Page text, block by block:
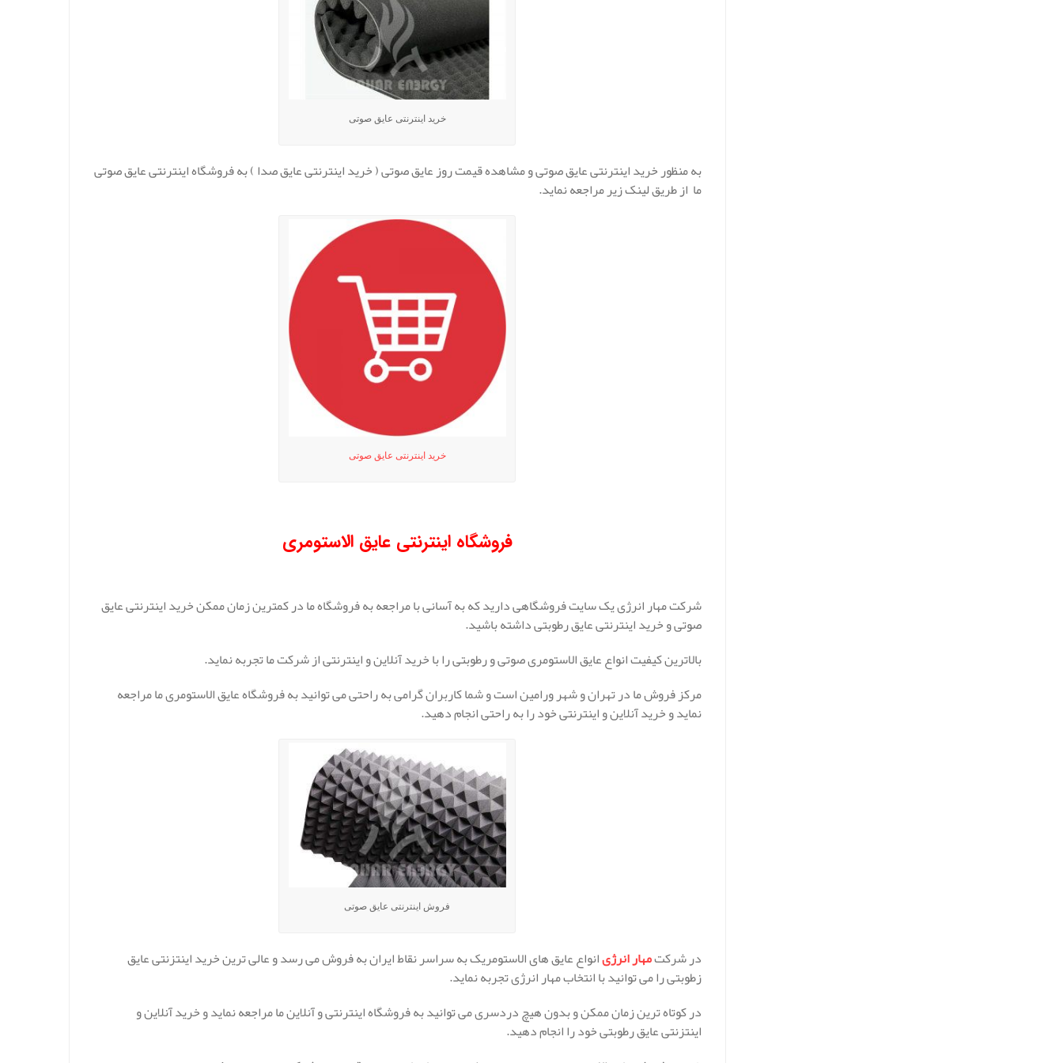
خرید اینترنتی عایق صوتی
به منظور خرید اینترنتی عایق صوتی و مشاهده قیمت روز عایق صوتی ( خرید اینترنتی عایق صدا ) به فروشگاه اینترنتی عایق صوتی
ما از طریق لینک زیر مراجعه نماید.
خرید اینترنتی عایق صوتی
فروشگاه اینترنتی عایق الاستومری
شرکت مهار انرژی یک سایت فروشگاهی دارید که به آسانی با مراجعه به فروشگاه ما در کمترین زمان ممکن خرید اینترنتی عایق
صوتی و خرید اینترنتی عایق رطوبتی داشته باشید.
بالاترین کیفیت انواع عایق الاستومری صوتی و رطوبتی را با خرید آنلاین و اینترنتی از شرکت ما تجربه نماید.
مرکز فروش ما در تهران و شهر ورامین است و شما کاربران گرامی به راحتی می توانید به فروشگاه عایق الاستومری ما مراجعه
نماید و خرید آنلاین و اینترنتی خود را به راحتی انجام دهید.
فروش اینترنتی عایق صوتی
در شرکتمهار انرژیانواع عایق های الاستومریک به سراسر نقاط ایران به فروش می رسد و عالی ترین خرید اینتزنتی عایق
زطوبتی را می توانید با انتخاب مهار انرژی تجربه نماید.
در کوتاه ترین زمان ممکن و بدون هیچ دردسری می توانید به فروشگاه اینترنتی و آنلاین ما مراجعه نماید و خرید آنلاین و
اینتزنتی عایق رطوبتی خود را انجام دهید.